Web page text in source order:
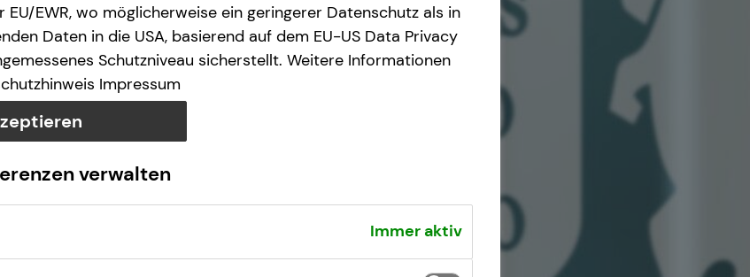
EU/EWR, wo möglicherweise ein geringerer Datenschutz als in
Daten in die USA, basierend auf dem EU-US Data Privacy
Schutzniveau sicherstellt. Weitere Informationen
Impressum
verwalten
Immer aktiv